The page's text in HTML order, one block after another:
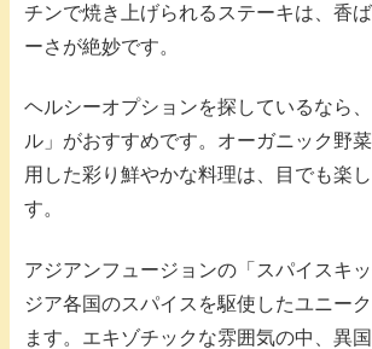
チンで焼き上げられるステーキは、香
ーさが絶妙です。
ヘルシーオプションを探しているなら
ル」がおすすめです。オーガニック野
用した彩り鮮やかな料理は、目でも楽
す。
アジアンフュージョンの「スパイスキ
ジア各国のスパイスを駆使したユニー
ます。エキゾチックな雰囲気の中、異